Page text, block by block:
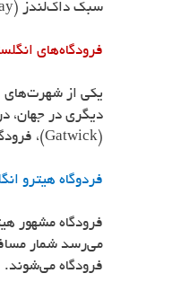
سبک داک‌لندز (
فرودگاه‌های
یکی از شهرت‌های
دیگری در جهان،
(
Gatwick)،
فردوگاه هیترو
فرودگاه مشهور
فرودگاه می‌شوند.